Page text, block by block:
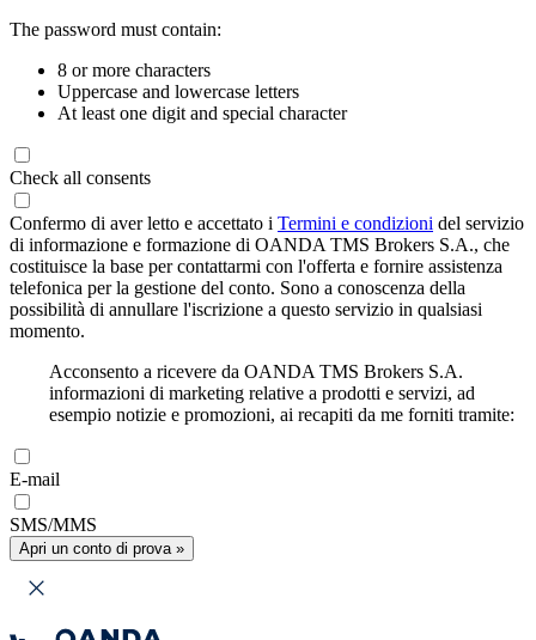
The password must contain:
8 or more characters
Uppercase and lowercase letters
At least one digit and special character
Check all consents
Confermo di aver letto e accettato i Termini e condizioni del servizio
di informazione e formazione di OANDA TMS Brokers S.A., che
costituisce la base per contattarmi con l'offerta e fornire assistenza
telefonica per la gestione del conto. Sono a conoscenza della
possibilità di annullare l'iscrizione a questo servizio in qualsiasi
momento.
Acconsento a ricevere da OANDA TMS Brokers S.A.
informazioni di marketing relative a prodotti e servizi, ad
esempio notizie e promozioni, ai recapiti da me forniti tramite:
E-mail
SMS/MMS
Apri un conto di prova »